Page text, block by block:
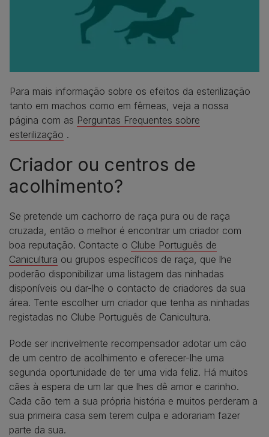
Para mais informação sobre os efeitos da esterilização
tanto em machos como em fêmeas, veja a nossa
página com as Perguntas Frequentes sobre
esterilização .
Criador ou centros de
acolhimento?
Se pretende um cachorro de raça pura ou de raça
cruzada, então o melhor é encontrar um criador com
boa reputação. Contacte o Clube Português de
Canicultura ou grupos específicos de raça, que lhe
poderão disponibilizar uma listagem das ninhadas
disponíveis ou dar-lhe o contacto de criadores da sua
área. Tente escolher um criador que tenha as ninhadas
registadas no Clube Português de Canicultura.
Pode ser incrivelmente recompensador adotar um cão
de um centro de acolhimento e oferecer-lhe uma
segunda oportunidade de ter uma vida feliz. Há muitos
cães à espera de um lar que lhes dê amor e carinho.
Cada cão tem a sua própria história e muitos perderam a
sua primeira casa sem terem culpa e adorariam fazer
parte da sua.